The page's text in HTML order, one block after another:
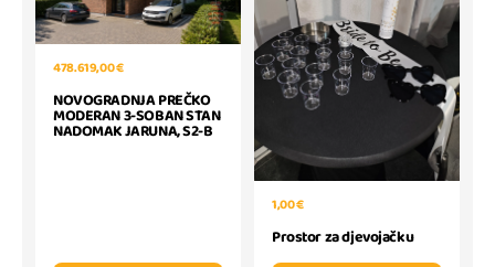
478.619,00 €
NOVOGRADNJA PREČKO
MODERAN 3-SOBAN STAN
NADOMAK JARUNA, S2-B
1,00 €
Prostor za djevojačku